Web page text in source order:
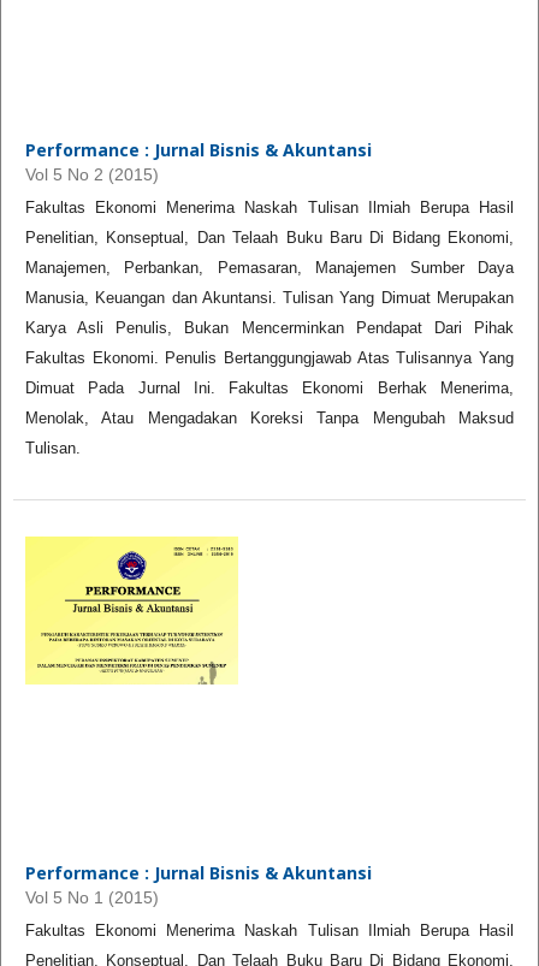
Performance : Jurnal Bisnis & Akuntansi
Vol 5 No 2 (2015)
Fakultas Ekonomi Menerima Naskah Tulisan Ilmiah Berupa Hasil
Penelitian, Konseptual, Dan Telaah Buku Baru Di Bidang Ekonomi,
Manajemen, Perbankan, Pemasaran, Manajemen Sumber Daya
Manusia, Keuangan dan Akuntansi. Tulisan Yang Dimuat Merupakan
Karya Asli Penulis, Bukan Mencerminkan Pendapat Dari Pihak
Fakultas Ekonomi. Penulis Bertanggungjawab Atas Tulisannya Yang
Dimuat Pada Jurnal Ini. Fakultas Ekonomi Berhak Menerima,
Menolak, Atau Mengadakan Koreksi Tanpa Mengubah Maksud
Tulisan.
Performance : Jurnal Bisnis & Akuntansi
Vol 5 No 1 (2015)
Fakultas Ekonomi Menerima Naskah Tulisan Ilmiah Berupa Hasil
Penelitian, Konseptual, Dan Telaah Buku Baru Di Bidang Ekonomi,